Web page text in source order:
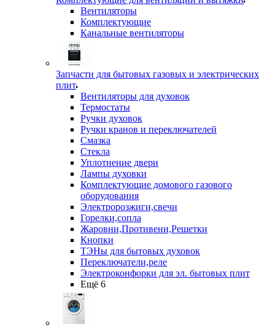
Вентиляторы
Комплектующие
Канальные вентиляторы
Запчасти для бытовых газовых и электрических
плит
Вентиляторы для духовок
Термостаты
Ручки духовок
Ручки кранов и переключателей
Смазка
Стекла
Уплотнение двери
Лампы духовки
Комплектующие домового газового
оборудования
Электророзжиги,свечи
Горелки,сопла
Жаровни,Противени,Решетки
Кнопки
ТЭНы для бытовых духовок
Переключатели,реле
Электроконфорки для эл. бытовых плит
Ещё 6